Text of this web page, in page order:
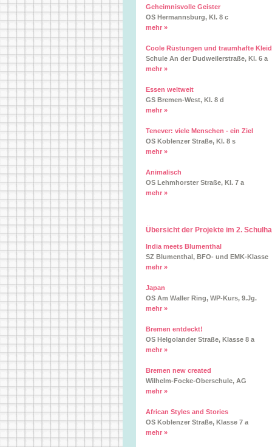
Geheimnisvolle Geister
OS Hermannsburg, Kl. 8 c
mehr »
Coole Rüstungen und traumhafte
Schule An der Dudweilerstraße, Kl. 6 a
mehr »
Essen weltweit
GS Bremen-West, Kl. 8 d
mehr »
Tenever: viele Menschen - ein Ziel
OS Koblenzer Straße, Kl. 8 s
mehr »
Animalisch
OS Lehmhorster Straße, Kl. 7 a
mehr »
Übersicht der Projekte im 2.
India meets Blumenthal
SZ Blumenthal, BFO- und EMK-Klasse
mehr »
Japan
OS Am Waller Ring, WP-Kurs, 9.Jg.
mehr »
Bremen entdeckt!
OS Helgolander Straße, Klasse 8 a
mehr »
Bremen new created
Wilhelm-Focke-Oberschule, AG
mehr »
African Styles and Stories
OS Koblenzer Straße, Klasse 7 a
mehr »